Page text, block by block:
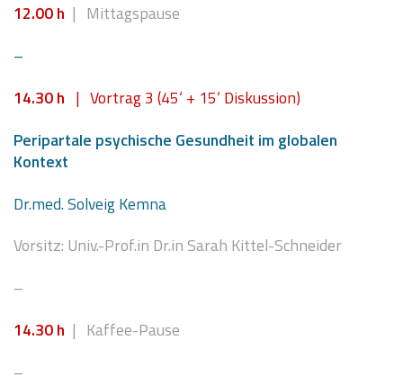
12.00 h | Mittagspause
–
14.30 h | Vortrag 3 (45‘ + 15‘ Diskussion)
Peripartale psychische Gesundheit im globalen
Kontext
Dr.med. Solveig Kemna
Vorsitz: Univ.-Prof.in Dr.in Sarah Kittel-Schneider
–
14.30 h | Kaffee-Pause
–